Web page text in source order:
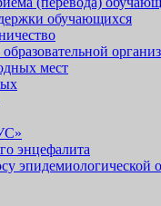
обучающихся
мест
энцефалита